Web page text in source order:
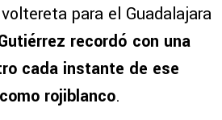
para el Guadalajara
recordó con una
cada instante de ese
rojiblanco.